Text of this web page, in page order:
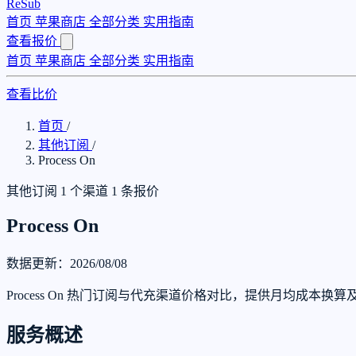
ReSub
首页 苹果商店 全部分类 实用指南
查看报价
首页 苹果商店 全部分类 实用指南
查看比价
首页 /
其他订阅 /
Process On
其他订阅 1 个渠道 1 条报价
Process On
数据更新：2026/08/08
Process On 热门订阅与代充渠道价格对比，提供月均成本换算
服务概述